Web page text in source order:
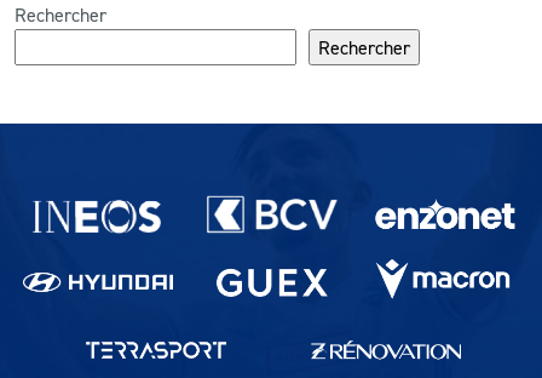
Rechercher
Rechercher
Partenaires du lausanne-Sport